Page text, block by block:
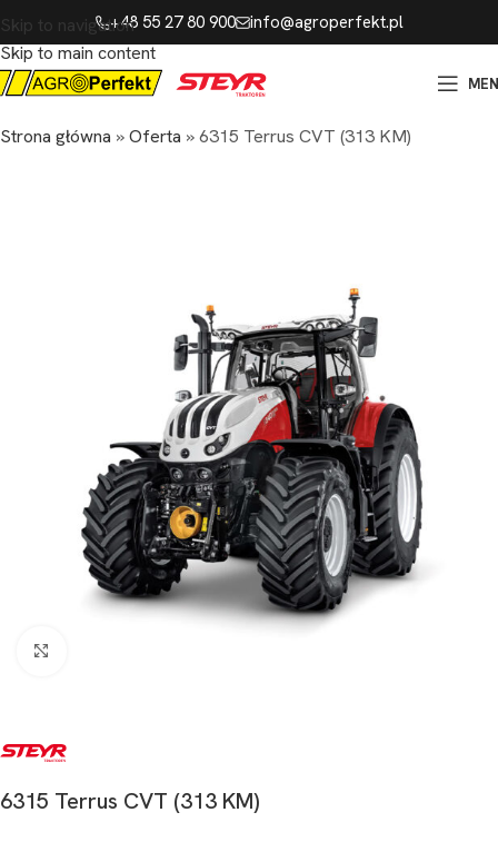
Skip to navigation
Skip to main content
+48 55 27 80 900 info@agroperfekt.pl
Strona główna »Oferta »6315 Terrus CVT (313 KM)
6315 Terrus CVT (313 KM)